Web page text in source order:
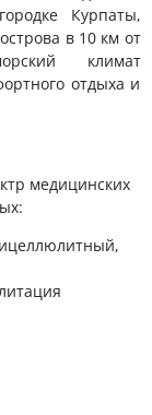
Курпаты,
в 10 км от
климат
отдыха и
медицинских